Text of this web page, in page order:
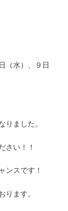
（水）、９日
りました。
さい！！
ンスです！
ります。